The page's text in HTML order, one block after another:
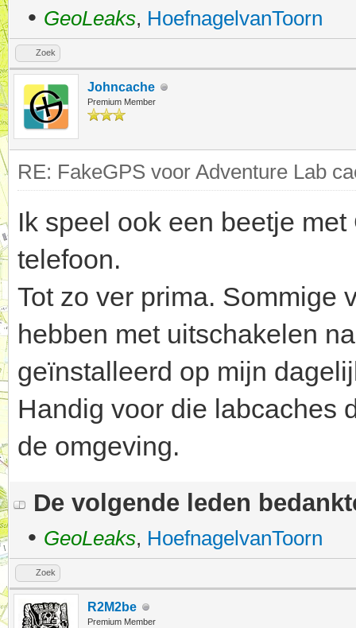
• GeoLeaks, HoefnagelvanToorn
Zoek
Johncache
Premium Member
RE: FakeGPS voor Adventure Lab
Ik speel ook een beetje
telefoon.
Tot zo ver prima. Sommige
hebben met uitschakelen
geïnstalleerd op mijn
Handig voor die labcaches
de omgeving.
De volgende leden
• GeoLeaks, HoefnagelvanToorn
Zoek
R2M2be
Premium Member